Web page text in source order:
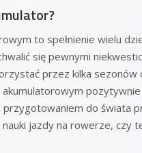
to spełnienie wielu
się pewnymi
przez kilka sezonów
do świata
jazdy na rowerze, czy